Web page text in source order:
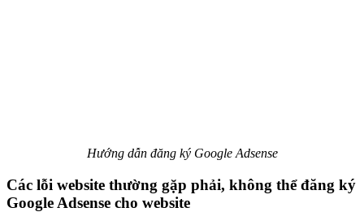
Hướng dẫn đăng ký Google Adsense
Các lỗi website thường gặp phải, không thể đăng ký
Google Adsense cho website